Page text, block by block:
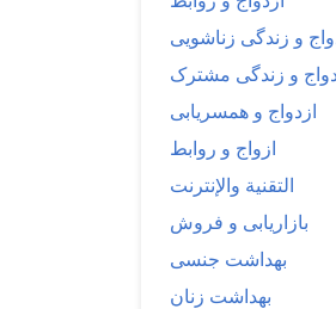
و زندگی زناشویی
و زندگی مشترک
ازدواج و همسریابی
ازواج و روابط
التقنية والإنترنت
بازاریابی و فروش
بهداشت جنسی
بهداشت زنان